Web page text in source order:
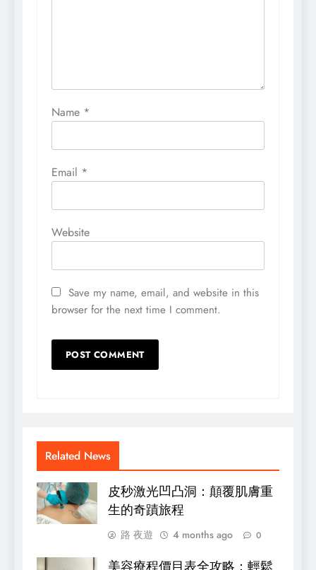
Name *
Email *
Website
Save my name, email, and website in this
browser for the next time I comment.
Related News
皮秒激光凹凸洞：顛覆肌膚重
生的奇蹟旅程
路 夜遊 4 months ago 0